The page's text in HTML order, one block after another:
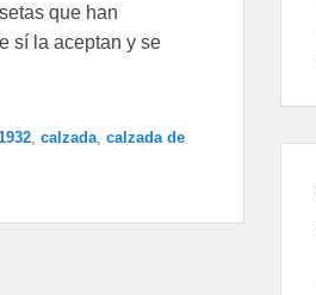
que han
sí la aceptan y se
calzada calzada de